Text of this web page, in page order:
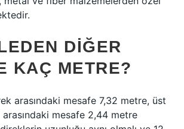
DIĞER
KAÇ METRE?
arasındaki mesafe 7,32 metre, üst
mesafe 2,44 metre